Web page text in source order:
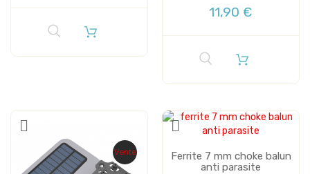
11,90 €
Vente Vente
Ferrite 7 mm choke balun
anti parasite